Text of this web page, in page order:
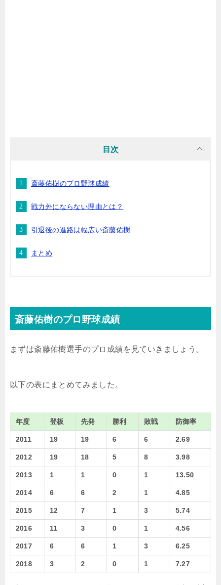
目次
斎藤佑樹のプロ野球成績
戦力外にならない理由とは？
引退後の進路は幅広い斎藤佑樹
まとめ
斎藤佑樹のプロ野球成績
まずは斎藤佑樹選手のプロ成績を見ていきましょう。
以下の表にまとめてみました。
年度 登板 先発 勝利 敗戦 防御率
2011 19 19 6 6 2.69
2012 19 18 5 8 3.98
2013 1 1 0 1 13.50
2014 6 6 2 1 4.85
2015 12 7 1 3 5.74
2016 11 3 0 1 4.56
2017 6 6 1 3 6.25
2018 3 2 0 1 7.27